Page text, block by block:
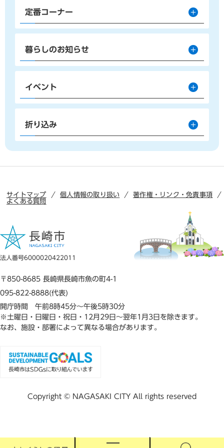
定番コーナー
暮らしのお知らせ
イベント
折り込み
サイトマップ 個人情報の取り扱い
著作権・リンク・免責事項
よくある質問
法人番号6000020422011
〒850-8685 長崎県長崎市魚の町4-1
095-822-8888(代表)
開庁時間 午前8時45分～午後5時30分
※土曜日・日曜日・祝日・12月29日～翌年1月3日を除きます。
なお、施設・部署によって異なる場合があります。
Copyright © NAGASAKI CITY All rights reserved